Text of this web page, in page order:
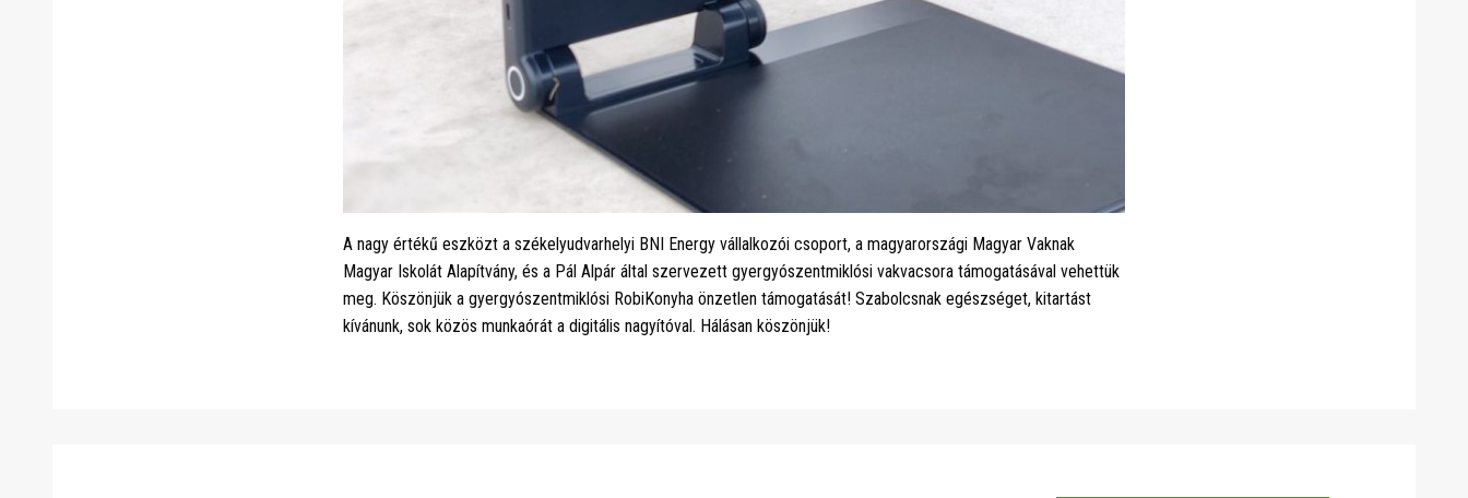
A nagy értékű eszközt a székelyudvarhelyi BNI Energy vállalkozói csoport, a magyarországi Magyar Vaknak
Magyar Iskolát Alapítvány, és a Pál Alpár által szervezett gyergyószentmiklósi vakvacsora támogatásával vehettük
meg. Köszönjük a gyergyószentmiklósi RobiKonyha önzetlen támogatását! Szabolcsnak egészséget, kitartást
kívánunk, sok közös munkaórát a digitális nagyítóval. Hálásan köszönjük!